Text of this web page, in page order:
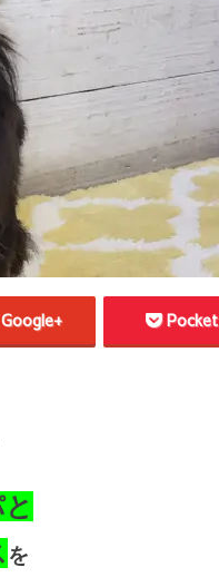
Google+ Pocket
を